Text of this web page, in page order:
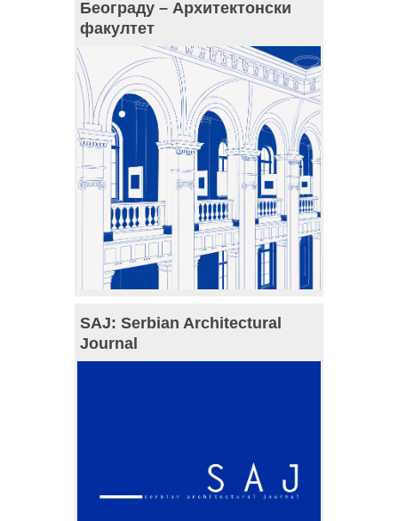
Београду – Архитектонски
факултет
SAJ: Serbian Architectural
Journal